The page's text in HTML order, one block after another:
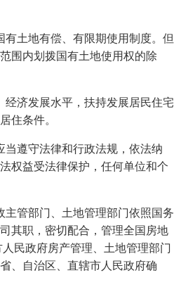
土地有偿、有限期使用制度。但
围内划拨国有土地使用权的除
济发展水平，扶持发展居民住宅
住条件。
遵守法律和行政法规，依法纳
权益受法律保护，任何单位和个
管部门、土地管理部门依照国务
其职，密切配合，管理全国房地
民政府房产管理、土地管理部门
、自治区、直辖市人民政府确